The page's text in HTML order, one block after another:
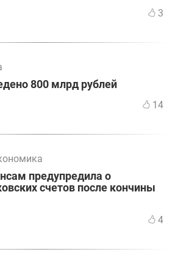
3
800 млрд рублей
14
предупредила о
счетов после кончины
4